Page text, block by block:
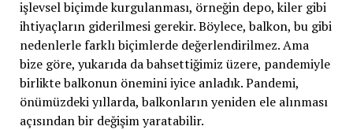
işlevsel biçimde kurgulanması, örneğin depo, kiler gibi
ihtiyaçların giderilmesi gerekir. Böylece, balkon, bu gibi
nedenlerle farklı biçimlerde değerlendirilmez. Ama
bize göre, yukarıda da bahsettiğimiz üzere, pandemiyle
birlikte balkonun önemini iyice anladık. Pandemi,
önümüzdeki yıllarda, balkonların yeniden ele alınması
açısından bir değişim yaratabilir.